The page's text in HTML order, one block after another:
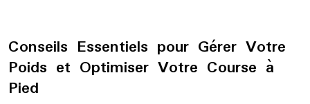
Conseils Essentiels pour Gérer Votre
Poids et Optimiser Votre Course à
Pied